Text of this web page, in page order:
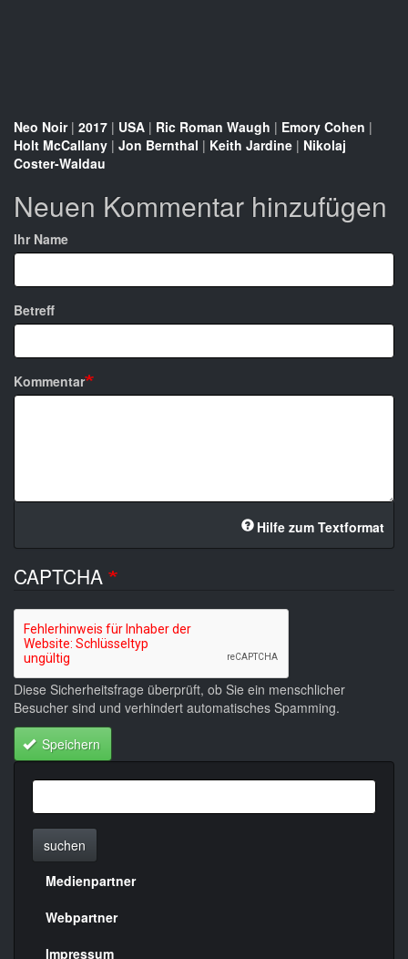
Neo Noir| 2017 | USA | Ric Roman Waugh | Emory Cohen |
Holt McCallany | Jon Bernthal | Keith Jardine | Nikolaj
Coster-Waldau
Neuen Kommentar hinzufügen
Ihr Name
Betreff
Kommentar
Hilfe zum Textformat
CAPTCHA
Diese Sicherheitsfrage überprüft, ob Sie ein menschlicher
Besucher sind und verhindert automatisches Spamming.
Speichern
suchen
Menülinks
rechte
Medienpartner
Webpartner
Impressum